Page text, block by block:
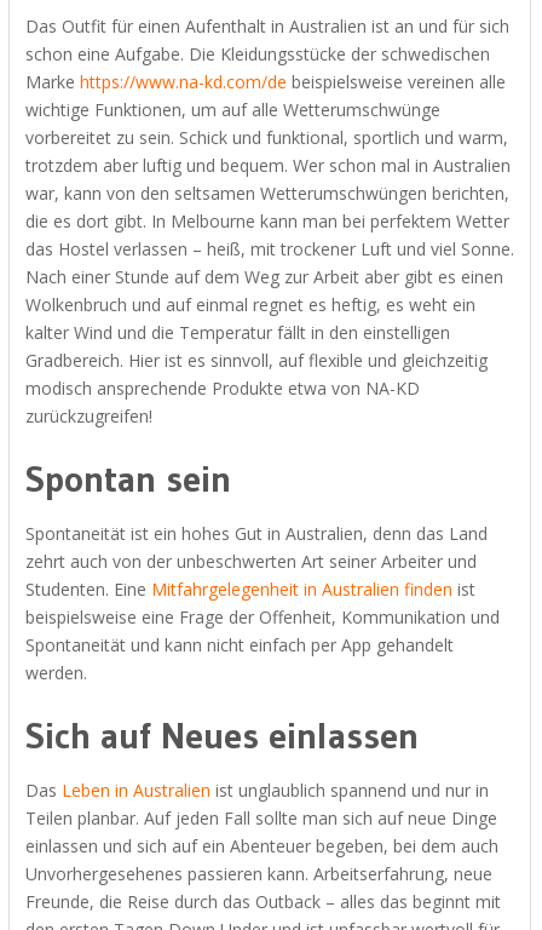
Das Outfit für einen Aufenthalt in Australien ist an und für sich
schon eine Aufgabe. Die Kleidungsstücke der schwedischen
Marke https://www.na-kd.com/de beispielsweise vereinen alle
wichtige Funktionen, um auf alle Wetterumschwünge
vorbereitet zu sein. Schick und funktional, sportlich und warm,
trotzdem aber luftig und bequem. Wer schon mal in Australien
war, kann von den seltsamen Wetterumschwüngen berichten,
die es dort gibt. In Melbourne kann man bei perfektem Wetter
das Hostel verlassen – heiß, mit trockener Luft und viel Sonne.
Nach einer Stunde auf dem Weg zur Arbeit aber gibt es einen
Wolkenbruch und auf einmal regnet es heftig, es weht ein
kalter Wind und die Temperatur fällt in den einstelligen
Gradbereich. Hier ist es sinnvoll, auf flexible und gleichzeitig
modisch ansprechende Produkte etwa von NA-KD
zurückzugreifen!
Spontan sein
Spontaneität ist ein hohes Gut in Australien, denn das Land
zehrt auch von der unbeschwerten Art seiner Arbeiter und
Studenten. Eine Mitfahrgelegenheit in Australien finden ist
beispielsweise eine Frage der Offenheit, Kommunikation und
Spontaneität und kann nicht einfach per App gehandelt
werden.
Sich auf Neues einlassen
Das Leben in Australien ist unglaublich spannend und nur in
Teilen planbar. Auf jeden Fall sollte man sich auf neue Dinge
einlassen und sich auf ein Abenteuer begeben, bei dem auch
Unvorhergesehenes passieren kann. Arbeitserfahrung, neue
Freunde, die Reise durch das Outback – alles das beginnt mit